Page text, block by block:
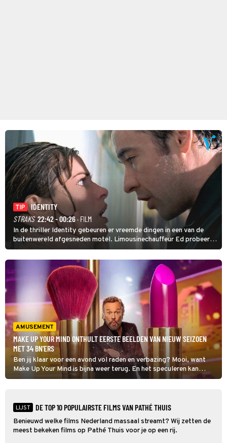
TIP
IDENTITY
STRAKS 22:42 - 00:26· FILM
In de thriller Identity gebeuren er vreemde dingen in een van de
buitenwereld afgesneden motel. Limousinechauffeur Ed probeert
uit te zoeken wie of wat daar achter zit.
AMUSEMENT
MAKE UP YOUR MIND ONTHULT EERSTE BEELDEN VAN NIEUW SEIZOEN
MET 34 BN'ERS
Ben jij klaar voor een avond vol raden en verbazing? Mooi, want
Make Up Your Mind is bijna weer terug. En het speculeren kan
beginnen want de eerste beelden zijn er.
LIJST DE TOP 10 POPULAIRSTE FILMS VAN PATHÉ THUIS
Benieuwd welke films Nederland massaal streamt? Wij zetten de
meest bekeken films op Pathé Thuis voor je op een rij.